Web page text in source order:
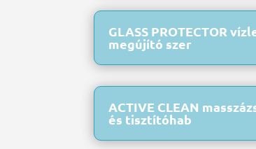
GLASS PROTECTOR
megújító szer
ACTIVE CLEAN
és tisztítóhab